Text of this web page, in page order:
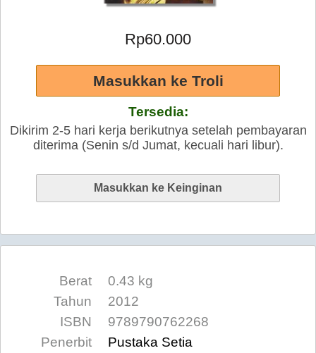
Rp60.000
Tersedia:
Dikirim 2-5 hari kerja berikutnya setelah pembayaran
diterima (Senin s/d Jumat, kecuali hari libur).
Berat
0.43 kg
Tahun
2012
ISBN
9789790762268
Penerbit
Pustaka Setia